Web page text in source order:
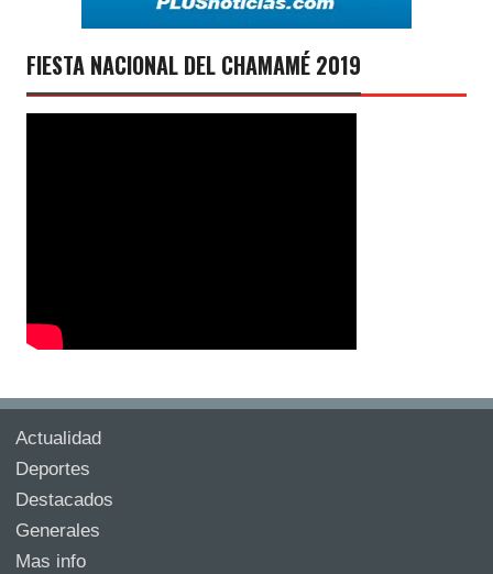
FIESTA NACIONAL DEL CHAMAMÉ 2019
Actualidad
Deportes
Destacados
Generales
Mas info